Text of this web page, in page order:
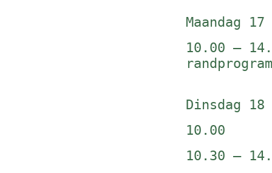
Maandag
10.00 –
Dinsdag
10.00
10.30 –